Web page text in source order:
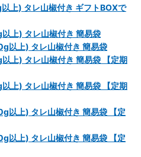
上) タレ山椒付き ギフトBOXで
上) タレ山椒付き 簡易袋
以上) タレ山椒付き 簡易袋
上) タレ山椒付き 簡易袋 【定期
上) タレ山椒付き 簡易袋 【定期
以上) タレ山椒付き 簡易袋 【定
以上) タレ山椒付き 簡易袋 【定